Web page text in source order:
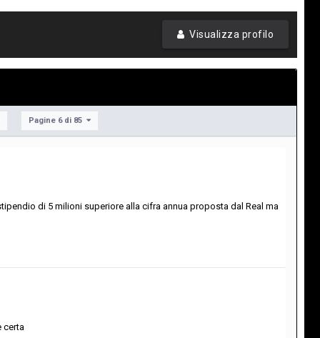
Visualizza profilo
Pagine 6 di 85
di 5 milioni superiore alla cifra annua proposta dal Real ma
certa